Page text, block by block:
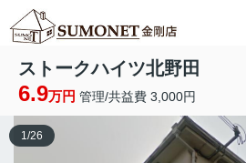
ストークハイツ北野田
6.9万円 管理/共益費 3,000円
1/26